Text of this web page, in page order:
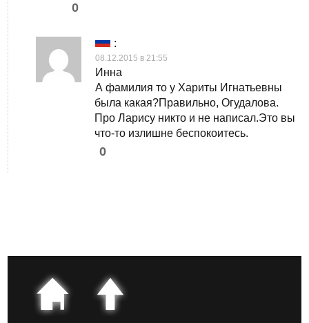
0
:
08.12.2015 в 21:55
Инна
А фамилия то у Хариты Игнатьевны
была какая?Правильно, Огудалова.
Про Ларису никто и не написал.Это вы
что-то излишне беспокоитесь.
0